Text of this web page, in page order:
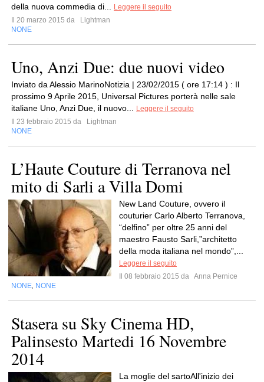
della nuova commedia di...
Leggere il seguito
Il 20 marzo 2015 da
Lightman
NONE
Uno, Anzi Due: due nuovi video
Inviato da Alessio MarinoNotizia | 23/02/2015 ( ore 17:14 ) : Il
prossimo 9 Aprile 2015, Universal Pictures porterà nelle sale
italiane Uno, Anzi Due, il nuovo...
Leggere il seguito
Il 23 febbraio 2015 da
Lightman
NONE
L’Haute Couture di Terranova nel
mito di Sarli a Villa Domi
New Land Couture, ovvero il
couturier Carlo Alberto Terranova,
“delfino” per oltre 25 anni del
maestro Fausto Sarli,”architetto
della moda italiana nel mondo”,...
Leggere il seguito
Il 08 febbraio 2015 da Anna Pernice
NONE NONE
Stasera su Sky Cinema HD,
Palinsesto Martedi 16 Novembre
2014
La moglie del sartoAll'inizio dei